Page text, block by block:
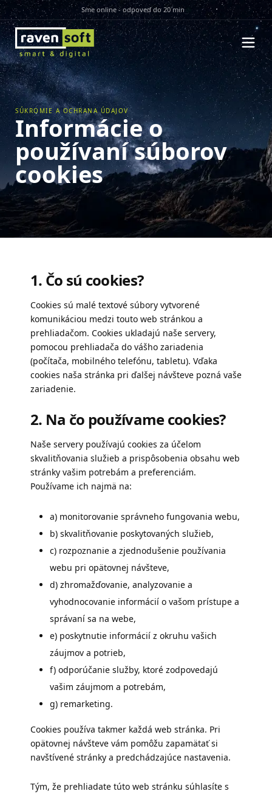
Sme online - odpoveď do 20 min
SÚKROMIE A OCHRANA ÚDAJOV
Informácie o
používaní súborov
cookies
1. Čo sú cookies?
Cookies sú malé textové súbory vytvorené
komunikáciou medzi touto web stránkou a
prehliadačom. Cookies ukladajú naše servery,
pomocou prehliadača do vášho zariadenia
(počítača, mobilného telefónu, tabletu). Vďaka
cookies naša stránka pri ďalšej návšteve pozná vaše
zariadenie.
2. Na čo používame cookies?
Naše servery používajú cookies za účelom
skvalitňovania služieb a prispôsobenia obsahu web
stránky vašim potrebám a preferenciám.
Používame ich najmä na:
a) monitorovanie správneho fungovania webu,
b) skvalitňovanie poskytovaných služieb,
c) rozpoznanie a zjednodušenie používania
webu pri opätovnej návšteve,
d) zhromažďovanie, analyzovanie a
vyhodnocovanie informácií o vašom prístupe a
správaní sa na webe,
e) poskytnutie informácií z okruhu vašich
záujmov a potrieb,
f) odporúčanie služby, ktoré zodpovedajú
vašim záujmom a potrebám,
g) remarketing.
Cookies používa takmer každá web stránka. Pri
opätovnej návšteve vám pomôžu zapamätať si
navštívené stránky a predchádzajúce nastavenia.
Tým, že prehliadate túto web stránku súhlasíte s